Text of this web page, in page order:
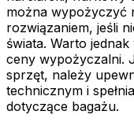
można wypożyczyć
rozwiązaniem, jeśli
świata. Warto
ceny wypożyczalni.
sprzęt, należy
technicznym i
dotyczące bagażu.